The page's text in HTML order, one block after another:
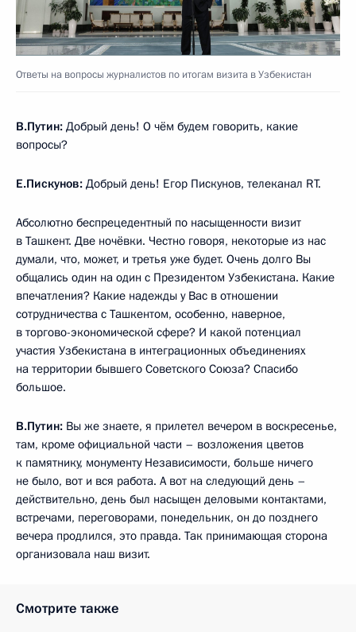
Ответы на вопросы журналистов по итогам визита в Узбекистан
В.Путин: Добрый день! О чём будем говорить, какие
вопросы?
Е.Пискунов: Добрый день! Егор Пискунов, телеканал RT.
Абсолютно беспрецедентный по насыщенности визит
в Ташкент. Две ночёвки. Честно говоря, некоторые из нас
думали, что, может, и третья уже будет. Очень долго Вы
общались один на один с Президентом Узбекистана. Какие
впечатления? Какие надежды у Вас в отношении
сотрудничества с Ташкентом, особенно, наверное,
в торгово-экономической сфере? И какой потенциал
участия Узбекистана в интеграционных объединениях
на территории бывшего Советского Союза? Спасибо
большое.
В.Путин: Вы же знаете, я прилетел вечером в воскресенье,
там, кроме официальной части – возложения цветов
к памятнику, монументу Независимости, больше ничего
не было, вот и вся работа. А вот на следующий день –
действительно, день был насыщен деловыми контактами,
встречами, переговорами, понедельник, он до позднего
вечера продлился, это правда. Так принимающая сторона
организовала наш визит.
Смотрите также